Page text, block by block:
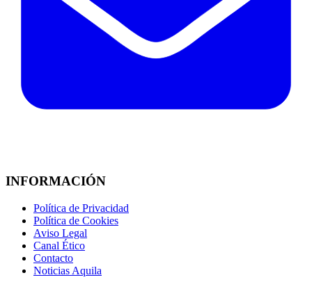
INFORMACIÓN
Política de Privacidad
Política de Cookies
Aviso Legal
Canal Ético
Contacto
Noticias Aquila